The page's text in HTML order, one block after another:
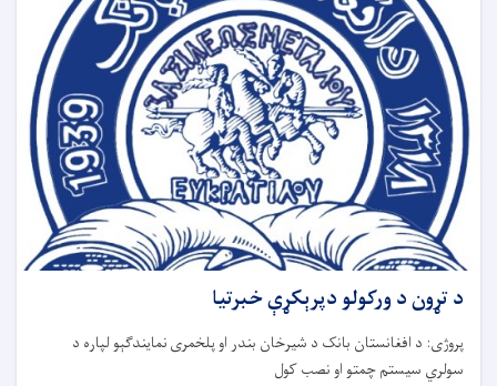
د تړون د ورکولو دپرېکړې خبرتیا
پروژی: د افغانستان بانک د شیرخان بندر او پلخمرینمایندگېولپاره د
سولري سیستم چمتو او نصب کول